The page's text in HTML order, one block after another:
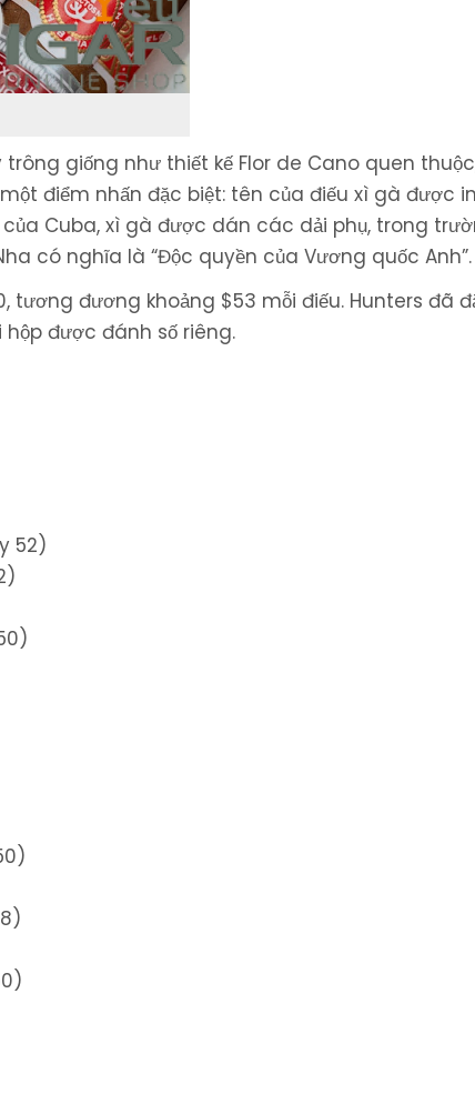
giống như thiết kế Flor de Cano quen
điểm nhấn đặc biệt: tên của điếu xì gà được in
Cuba, xì gà được dán các dải phụ, trong
có nghĩa là “Độc quyền của Vương quốc Anh”.
tương đương khoảng $53 mỗi điếu. Hunters đã
hộp được đánh số riêng.
52)